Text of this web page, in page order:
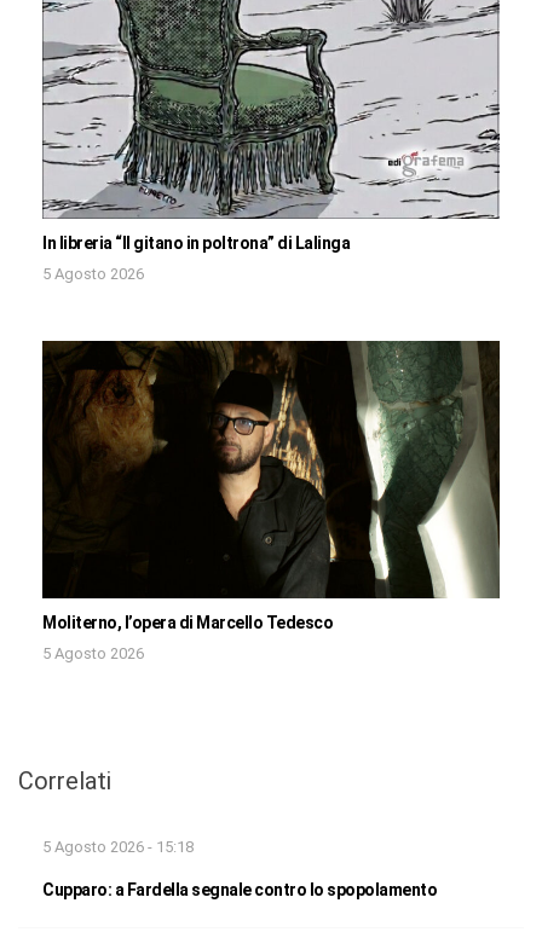
In libreria “Il gitano in poltrona” di Lalinga
5 Agosto 2026
Moliterno, l’opera di Marcello Tedesco
5 Agosto 2026
Correlati
5 Agosto 2026 - 15:18
Cupparo: a Fardella segnale contro lo spopolamento